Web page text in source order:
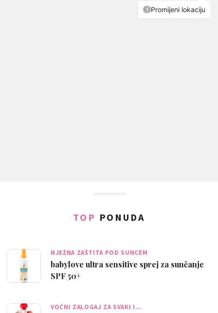
TOP PONUDA
NJEŽNA ZAŠTITA POD SUNCEM
babylove ultra sensitive sprej za sunčanje
SPF 50+
VOĆNI ZALOGAJ ZA SVAKI I…